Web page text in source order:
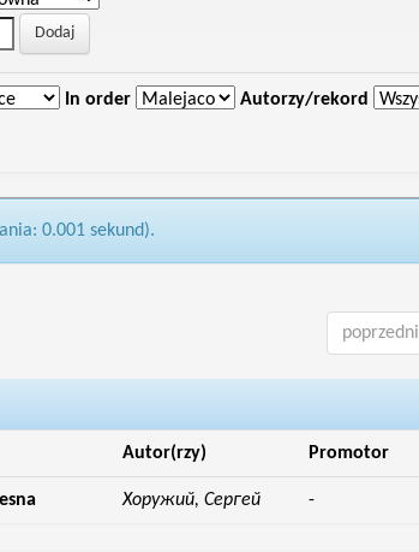
In order Autorzy/rekord
0.001 sekund).
poprzedni
Autor(rzy) Promotor
Хоружий, Сергей -